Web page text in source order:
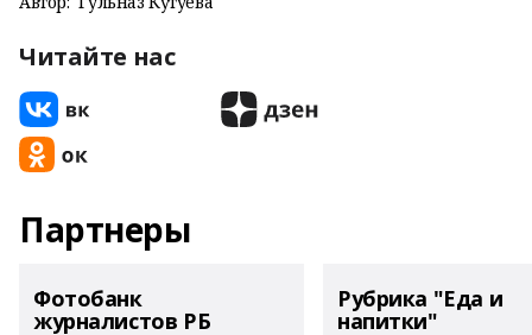
Читайте нас
Партнеры
Фотобанк
журналистов РБ
Рубрика "Еда и
напитки"